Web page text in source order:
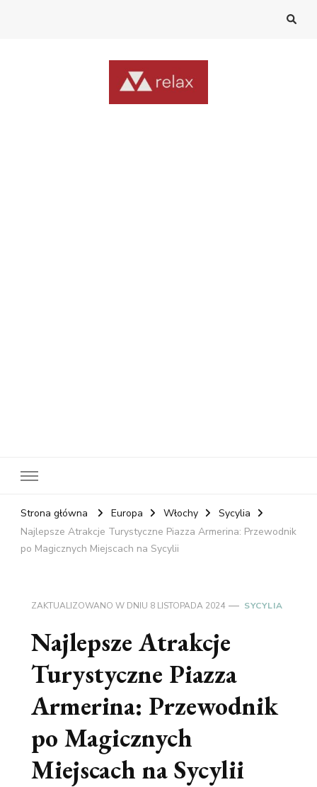
Strona główna Europa Włochy
Sycylia
Najlepsze Atrakcje Turystyczne Piazza Armerina: Przewodnik
po Magicznych Miejscach na Sycylii
ZAKTUALIZOWANO W DNIU 8 LISTOPADA 2024 SYCYLIA
Najlepsze Atrakcje
Turystyczne Piazza
Armerina: Przewodnik
po Magicznych
Miejscach na Sycylii